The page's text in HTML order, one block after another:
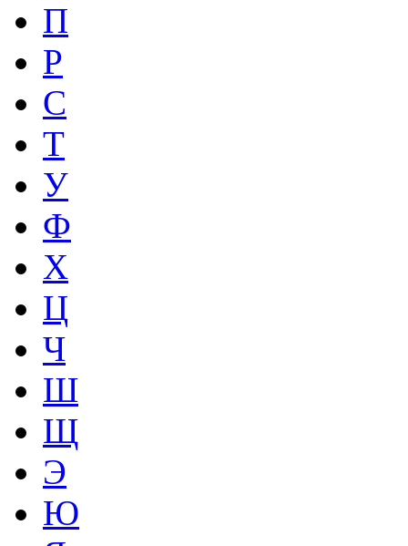
П
Р
С
Т
У
Ф
Х
Ц
Ч
Ш
Щ
Э
Ю